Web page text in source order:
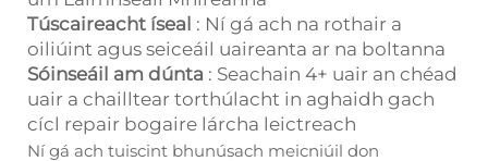
Túscaireacht íseal : Ní gá ach na rothair a
oiliúint agus seiceáil uaireanta ar na boltanna
Sóinseáil am dúnta : Seachain 4+ uair an chéad
uair a chailltear torthúlacht in aghaidh gach
cícl repair bogaire lárcha leictreach
Ní gá ach tuiscint bhunúsach meicniúil don